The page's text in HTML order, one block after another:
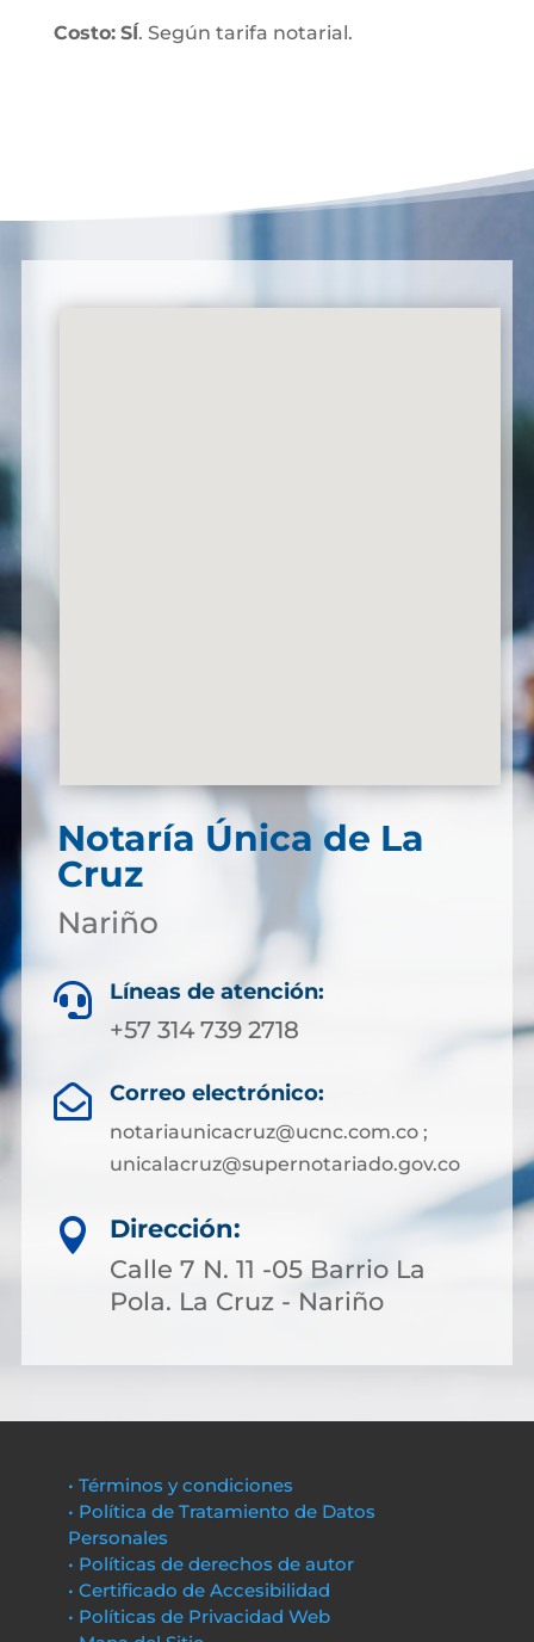
Costo: SÍ. Según tarifa notarial.
Notaría Única de La
Cruz
Nariño
 Líneas de atención:
+57 314 739 2718
 Correo electrónico:
notariaunicacruz@ucnc.com.co ;
unicalacruz@supernotariado.gov.co

Dirección:
Calle 7 N. 11 -05 Barrio La
Pola. La Cruz - Nariño
• Términos y condiciones
• Política de Tratamiento de Datos
Personales
• Políticas de derechos de autor
• Certificado de Accesibilidad
• Políticas de Privacidad Web